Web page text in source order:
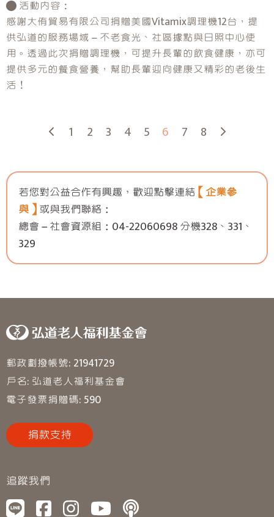
● 活動內容：
感謝大侑貿易有限公司捐贈美國Vitamix調理機12台，提
供弘道的服務場域－不老食光、社區據點與日照中心使
用。透過此次捐贈調理機，可提升長輩的飲食健康，亦可
提供多元的餐食營養，幫助長輩迎向健康又精彩的老後生
活！
1 2 3 4 5 6 7 8
若您對公益合作有興趣，歡迎點擊連結 【企業參
與】 或與我們聯絡：
總會－社會資源組：04-22060698 分機328、331、
329
郵政劃撥帳號: 21941729
戶名: 弘道老人福利基金會
電子發票捐贈碼: 590
捐款支持
追蹤我們